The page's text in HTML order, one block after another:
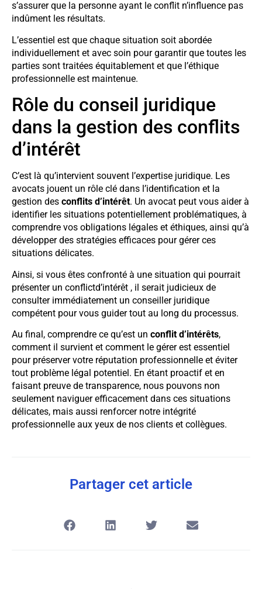
s’assurer que la personne ayant le conflit n’influence pas
indûment les résultats.
L’essentiel est que chaque situation soit abordée
individuellement et avec soin pour garantir que toutes les
parties sont traitées équitablement et que l’éthique
professionnelle est maintenue.
Rôle du conseil juridique
dans la gestion des conflits
d’intérêt
C’est là qu’intervient souvent l’expertise juridique. Les
avocats jouent un rôle clé dans l’identification et la
gestion des conflits d’intérêt. Un avocat peut vous aider à
identifier les situations potentiellement problématiques, à
comprendre vos obligations légales et éthiques, ainsi qu’à
développer des stratégies efficaces pour gérer ces
situations délicates.
Ainsi, si vous êtes confronté à une situation qui pourrait
présenter un conflictd’intérêt , il serait judicieux de
consulter immédiatement un conseiller juridique
compétent pour vous guider tout au long du processus.
Au final, comprendre ce qu’est un conflit d’intérêts,
comment il survient et comment le gérer est essentiel
pour préserver votre réputation professionnelle et éviter
tout problème légal potentiel. En étant proactif et en
faisant preuve de transparence, nous pouvons non
seulement naviguer efficacement dans ces situations
délicates, mais aussi renforcer notre intégrité
professionnelle aux yeux de nos clients et collègues.
Partager cet article